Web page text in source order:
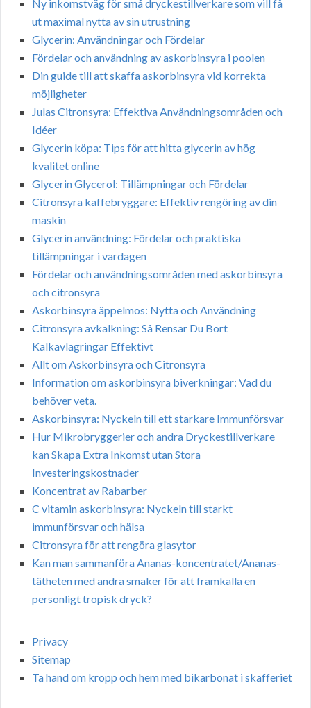
Ny inkomstväg för små dryckestillverkare som vill få
ut maximal nytta av sin utrustning
Glycerin: Användningar och Fördelar
Fördelar och användning av askorbinsyra i poolen
Din guide till att skaffa askorbinsyra vid korrekta
möjligheter
Julas Citronsyra: Effektiva Användningsområden och
Idéer
Glycerin köpa: Tips för att hitta glycerin av hög
kvalitet online
Glycerin Glycerol: Tillämpningar och Fördelar
Citronsyra kaffebryggare: Effektiv rengöring av din
maskin
Glycerin användning: Fördelar och praktiska
tillämpningar i vardagen
Fördelar och användningsområden med askorbinsyra
och citronsyra
Askorbinsyra äppelmos: Nytta och Användning
Citronsyra avkalkning: Så Rensar Du Bort
Kalkavlagringar Effektivt
Allt om Askorbinsyra och Citronsyra
Information om askorbinsyra biverkningar: Vad du
behöver veta.
Askorbinsyra: Nyckeln till ett starkare Immunförsvar
Hur Mikrobryggerier och andra Dryckestillverkare
kan Skapa Extra Inkomst utan Stora
Investeringskostnader
Koncentrat av Rabarber
C vitamin askorbinsyra: Nyckeln till starkt
immunförsvar och hälsa
Citronsyra för att rengöra glasytor
Kan man sammanföra Ananas-koncentratet/Ananas-
tätheten med andra smaker för att framkalla en
personligt tropisk dryck?
Privacy
Sitemap
Ta hand om kropp och hem med bikarbonat i skafferiet